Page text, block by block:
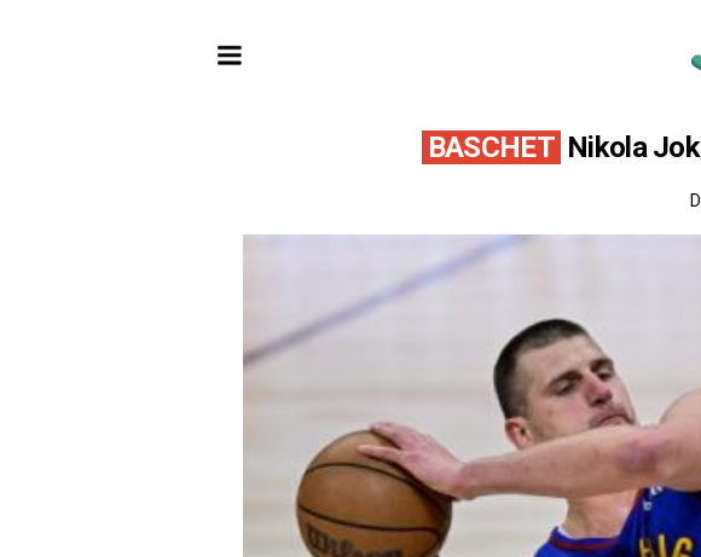
BASCHET Nikola